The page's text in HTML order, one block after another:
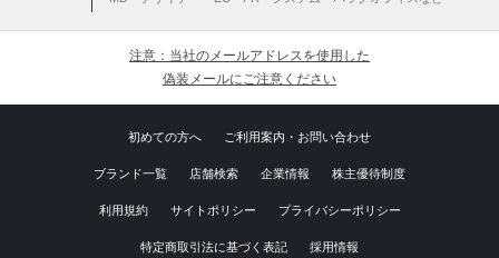
注意：当社のメールアドレスを使用した
偽装メールにご注意ください
初めての方へ ご利用案内・お問い合わせ
ブランド一覧 店舗検索 企業情報 株主優待制度
利用規約 サイトポリシー プライバシーポリシー
特定商取引法に基づく表記 採用情報